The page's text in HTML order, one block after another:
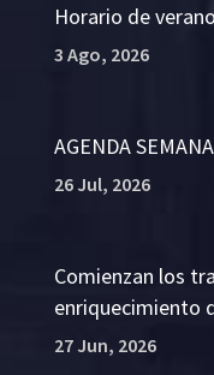
Horario de
3 Ago, 2026
AGENDA
26 Jul, 2026
Comienzan los
enriquecimiento
27 Jun, 2026